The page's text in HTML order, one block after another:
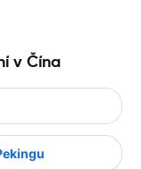
v Čína